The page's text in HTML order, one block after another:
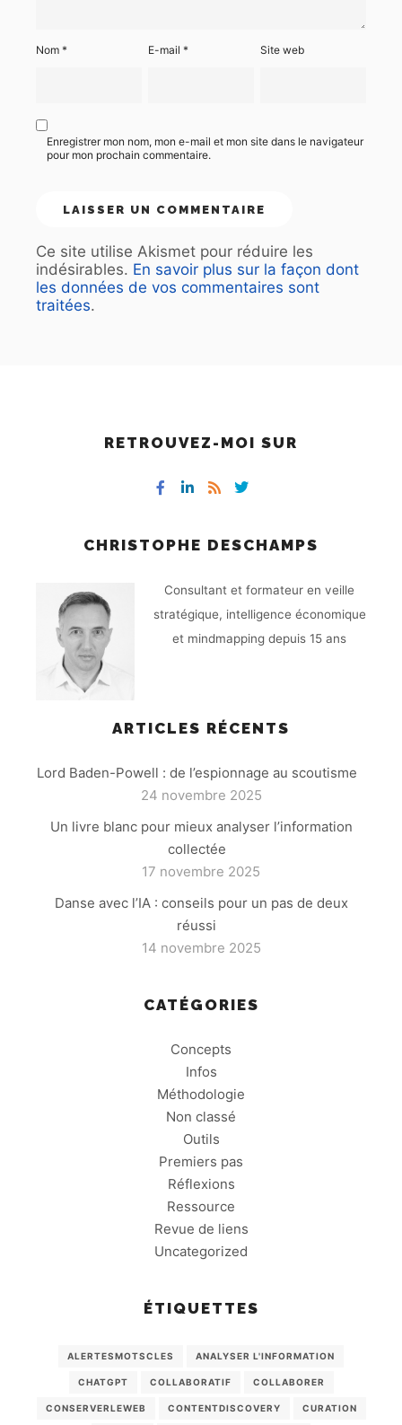
Nom * E-mail* Site web
Enregistrer mon nom, mon e-mail et mon site dans le navigateur
pour mon prochain commentaire.
Ce site utilise Akismet pour réduire les
indésirables. En savoir plus sur la façon dont
les données de vos commentaires sont
traitées.
RETROUVEZ-MOI SUR
CHRISTOPHE DESCHAMPS
Consultant et formateur en veille
stratégique, intelligence économique
et mindmapping depuis 15 ans
ARTICLES RÉCENTS
Lord Baden-Powell : de l’espionnage au scoutisme
24 novembre 2025
Un livre blanc pour mieux analyser l’information
collectée
17 novembre 2025
Danse avec l’IA : conseils pour un pas de deux
réussi
14 novembre 2025
CATÉGORIES
Concepts
Infos
Méthodologie
Non classé
Outils
Premiers pas
Réflexions
Ressource
Revue de liens
Uncategorized
ÉTIQUETTES
ALERTESMOTSCLES ANALYSER L'INFORMATION
CHATGPT COLLABORATIF COLLABORER
CONSERVERLEWEB CONTENTDISCOVERY CURATION